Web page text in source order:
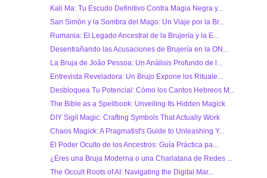
Kali Ma: Tu Escudo Definitivo Contra Magia Negra y...
San Simón y la Sombra del Mago: Un Viaje por la Br...
Rumania: El Legado Ancestral de la Brujería y la E...
Desentrañando las Acusaciones de Brujería en la ON...
La Bruja de João Pessoa: Un Análisis Profundo de l...
Entrevista Reveladora: Un Brujo Expone los Rituale...
Desbloquea Tu Potencial: Cómo los Cantos Hebreos M...
The Bible as a Spellbook: Unveiling Its Hidden Magick
DIY Sigil Magic: Crafting Symbols That Actually Work
Chaos Magick: A Pragmatist's Guide to Unleashing Y...
El Poder Oculto de los Ancestros: Guía Práctica pa...
¿Eres una Bruja Moderna o una Charlatana de Redes ...
The Occult Roots of AI: Navigating the Digital Mar...